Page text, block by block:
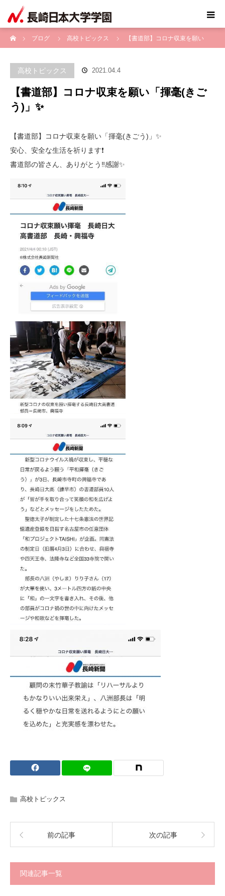
ブログ
高校トピックス 【書道部】コロナ収束を願い
高校トピックス 2021.04.4
【書道部】コロナ収束を願い「揮毫(きご
う)」✨
【書道部】コロナ収束を願い「揮毫(きごう)」✨
安心、安全な生活を祈ります❗️
書道部の皆さん、ありがとう‼️感謝✨
高校トピックス
前の記事 次の記事
関連記事一覧